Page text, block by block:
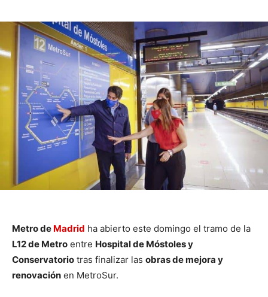
Metro de Madrid ha abierto este domingo el tramo de la
L12 de Metro entre Hospital de Móstoles y
Conservatorio tras finalizar las obras de mejora y
renovación en MetroSur.